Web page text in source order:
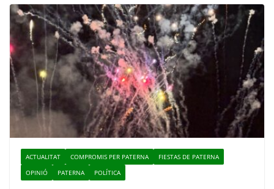
ACTUALITAT COMPROMIS PER PATERNA
FIESTAS DE PATERNA
OPINIÓ
PATERNA POLÍTICA